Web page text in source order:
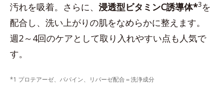
汚れを吸着。さらに、 浸透型ビタミンC誘導体*3を
配合し、洗い上がりの肌をなめらかに整えます。
週2～4回のケアとして取り入れやすい点も人気で
す。
*1 プロテアーゼ、パパイン、リパーゼ配合＝洗浄成分